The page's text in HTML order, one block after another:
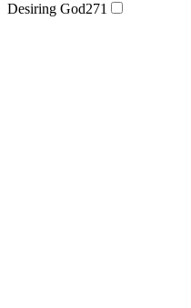
Desiring God271